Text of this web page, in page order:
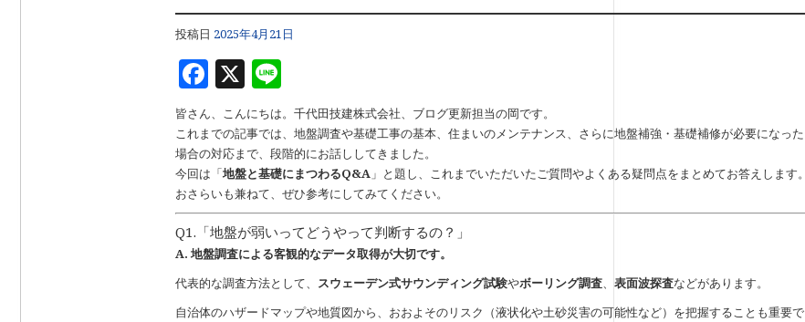
投稿日 2025年4月21日
F
c
e
b
o
o
k
X
n
e
皆さん、こんにちは。千代田技建株式会社、ブログ更新担当の岡です。
これまでの記事では、地盤調査や基礎工事の基本、住まいのメンテナンス、さらに地盤補強・基礎補修が必要になった
場合の対応まで、段階的にお話ししてきました。
今回は「地盤と基礎にまつわるQ&A 」と題し、これまでいただいたご質問やよくある疑問点をまとめてお答えします。
おさらいも兼ねて、ぜひ参考にしてみてください。
Q1.「地盤が弱いってどうやって判断するの？」
A. 地盤調査による客観的なデータ取得が大切です。
代表的な調査方法として、 スウェーデン式サウンディング試験やボーリング調査、 表面波探査などがあります。
自治体のハザードマップや地質図から、おおよそのリスク（液状化や土砂災害の可能性など）を把握することも重要で